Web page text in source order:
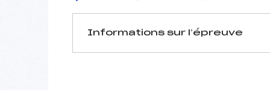
Informations sur l’épreuve